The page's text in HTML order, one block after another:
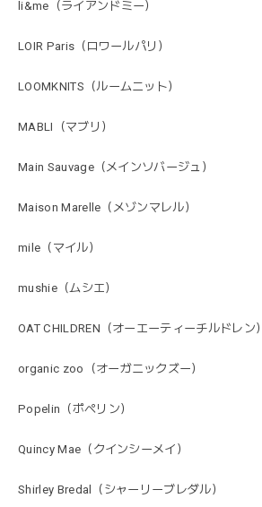
li&me（ライアンドミー）
LOIR Paris（ロワールパリ）
LOOMKNITS（ルームニット）
MABLI（マブリ）
Main Sauvage（メインソバージュ）
Maison Marelle（メゾンマレル）
mile（マイル）
mushie（ムシエ）
OAT CHILDREN（オーエーティーチルドレン）
organic zoo（オーガニックズー）
Popelin（ポペリン）
Quincy Mae（クインシーメイ）
Shirley Bredal（シャーリーブレダル）